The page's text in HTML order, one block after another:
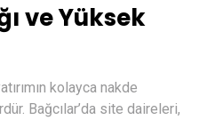
ve Yüksek
kolayca nakde
Bağcılar’da site daireleri,